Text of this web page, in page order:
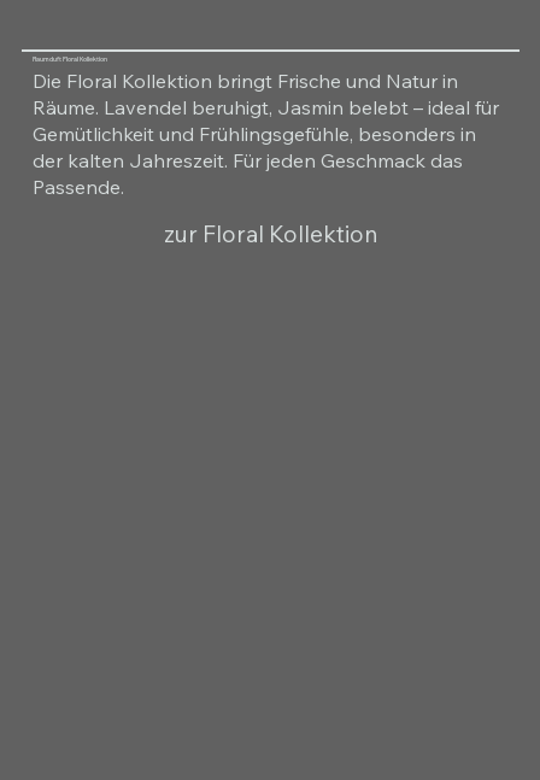
Raumduft Floral Kollektion
Die Floral Kollektion bringt Frische und Natur in
Räume. Lavendel beruhigt, Jasmin belebt – ideal für
Gemütlichkeit und Frühlingsgefühle, besonders in
der kalten Jahreszeit. Für jeden Geschmack das
Passende.
zur Floral Kollektion